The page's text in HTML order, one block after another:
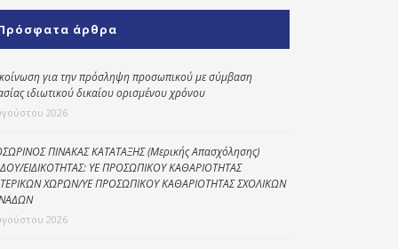
Κοινωνικό
παντοπωλείο
Kοινωνικό
φαρμακείο
Κέντρο Ημερήσιας
Φροντίδας
Ηλικιωμένων
(Κ.Η.Φ.Η.) Πρέβεζας
άρθρα
για την πρόσληψη προσωπικού με σύμβαση
ιδιωτικού δικαίου ορισμένου χρόνου
2026
ΠΙΝΑΚΑΣ ΚΑΤΑΤΑΞΗΣ (Μερικής Απασχόλησης)
ΕΙΔΙΚΟΤΗΤΑΣ: ΥΕ ΠΡΟΣΩΠΙΚΟΥ ΚΑΘΑΡΙΟΤΗΤΑΣ
ΧΩΡΩΝ/ΥΕ ΠΡΟΣΩΠΙΚΟΥ ΚΑΘΑΡΙΟΤΗΤΑΣ ΣΧΟΛΙΚΩΝ
2026